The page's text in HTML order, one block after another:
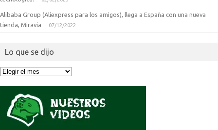
Alibaba Group (Aliexpress para los amigos), llega a España con una nueva
tienda, Miravia
07/12/2022
Lo que se dijo
Lo